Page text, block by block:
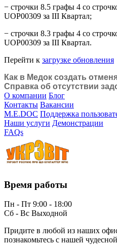
− строчки 8.5 графы 4 со
UOP00309 за ІІІ Квартал;
− строчки 8.3 графы 4 со
UOP00309 за ІІІ Квартал.
Перейти к загрузке обновления
Как в Медок создать
Справка об отсутствии
О компании Блог
Контакты Вакансии
M.E.DOC Поддержка
Наши услуги Демонстрации
FAQs
Время работы
Пн - Пт 9:00 - 18:00
Сб - Вс Выходной
Придите в любой из наших
познакомьтесь с нашей